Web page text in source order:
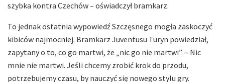
szybka kontra Czechów – oświadczył bramkarz.
To jednak ostatnia wypowiedź Szczęsnego mogła zaskoczyć
kibiców najmocniej. Bramkarz Juventusu Turyn powiedział,
zapytany o to, co go martwi, że „nic go nie martwi”. – Nic
mnie nie martwi. Jeśli chcemy zrobić krok do przodu,
potrzebujemy czasu, by nauczyć się nowego stylu gry.